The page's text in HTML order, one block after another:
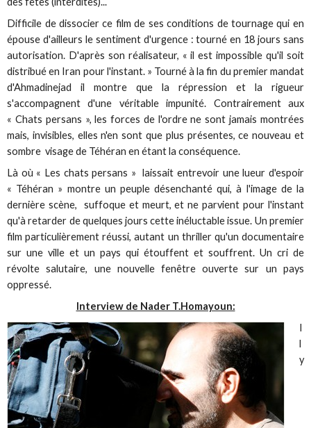
Difficile de dissocier ce film de ses conditions de tournage qui en
épouse d'ailleurs le sentiment d'urgence : tourné en 18 jours sans
autorisation. D'après son réalisateur, « il est impossible qu'il soit
distribué en Iran pour l'instant. » Tourné à la fin du premier mandat
d'Ahmadinejad il montre que la répression et la rigueur
s'accompagnent d'une véritable impunité. Contrairement aux
« Chats persans », les forces de l'ordre ne sont jamais montrées
mais, invisibles, elles n'en sont que plus présentes, ce nouveau et
sombre visage de Téhéran en étant la conséquence.
Là où « Les chats persans » laissait entrevoir une lueur d'espoir
« Téhéran » montre un peuple désenchanté qui, à l'image de la
dernière scène, suffoque et meurt, et ne parvient pour l'instant
qu'à retarder de quelques jours cette inéluctable issue. Un premier
film particulièrement réussi, autant un thriller qu'un documentaire
sur une ville et un pays qui étouffent et souffrent. Un cri de
révolte salutaire, une nouvelle fenêtre ouverte sur un pays
oppressé.
Interview de Nader T.Homayoun:
I
l
y